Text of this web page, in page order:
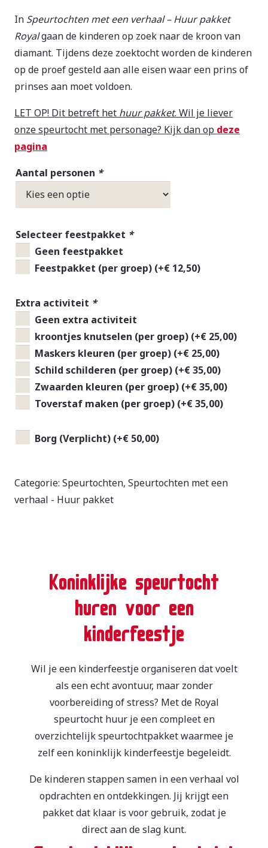
In Speurtochten met een verhaal – Huur pakket
Royalgaan de kinderen op zoek naar de kroon van
diamant. Tijdens deze zoektocht worden de kinderen
op de proef gesteld aan alle eisen waar een prins of
prinses aan moet voldoen.
LET OP! Dit betreft het huur pakket. Wil je liever
onze speurtocht met personage? Kijk dan op deze
pagina
Aantal personen *
Selecteer feestpakket *
Geen feestpakket
Feestpakket (per groep) (+€ 12,50)
Extra activiteit *
Geen extra activiteit
kroontjes knutselen (per groep) (+€ 25,00)
Maskers kleuren (per groep) (+€ 25,00)
Schild schilderen (per groep) (+€35,00)
Zwaarden kleuren (per groep) (+€35,00)
Toverstaf maken (per groep) (+€35,00)
BorgBorg (Verplicht) (+€ 50,00)
Categorie: Speurtochten, Speurtochten met een
verhaal - Huur pakket
Koninklijke speurtocht
huren voor een
kinderfeestje
Wil je een kinderfeestje organiseren dat voelt
als een echt avontuur, maar zonder
voorbereiding of stress? Met de Royal
speurtocht huur je een compleet en
overzichtelijk speurtochtpakket waarmee je
zelf een koninklijk kinderfeestje begeleidt.
De kinderen stappen samen in een verhaal vol
opdrachten en ontdekkingen. Jij krijgt een
pakket dat klaar is voor gebruik, zodat je
direct aan de slag kunt.